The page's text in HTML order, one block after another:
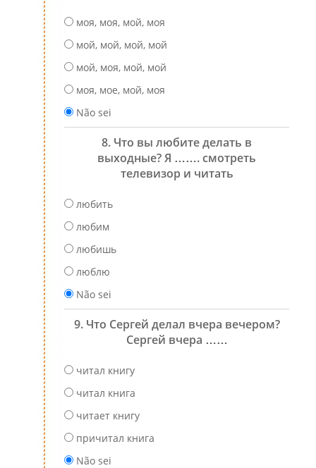
моя, моя, мой, моя
мой, мой, мой, мой
мой, моя, мой, мой
моя, мое, мой, моя
Não sei
8. Что вы любите делать в
выходные? Я ……. смотреть
телевизор и читать
любить
любим
любишь
люблю
Não sei
9. Что Сергей делал вчера вечером?
Сергей вчера ……
читал книгу
читал книга
читает книгу
причитал книга
Não sei